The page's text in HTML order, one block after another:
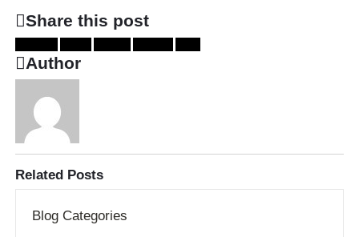
Share this post
Author
Related Posts
Blog Categories